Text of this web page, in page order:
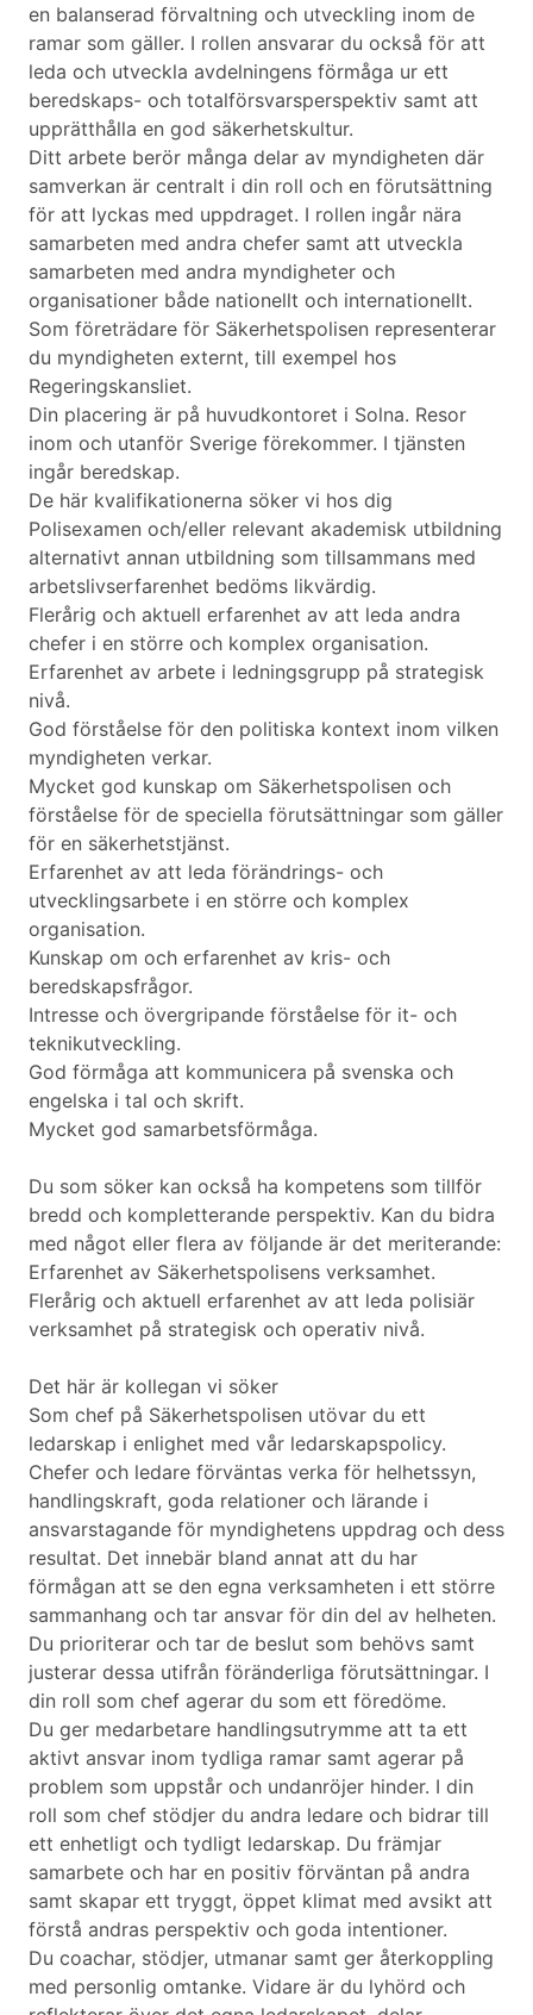
en balanserad förvaltning och utveckling inom de
ramar som gäller. I rollen ansvarar du också för att
leda och utveckla avdelningens förmåga ur ett
beredskaps- och totalförsvarsperspektiv samt att
upprätthålla en god säkerhetskultur.
Ditt arbete berör många delar av myndigheten där
samverkan är centralt i din roll och en förutsättning
för att lyckas med uppdraget. I rollen ingår nära
samarbeten med andra chefer samt att utveckla
samarbeten med andra myndigheter och
organisationer både nationellt och internationellt.
Som företrädare för Säkerhetspolisen representerar
du myndigheten externt, till exempel hos
Regeringskansliet.
Din placering är på huvudkontoret i Solna. Resor
inom och utanför Sverige förekommer. I tjänsten
ingår beredskap.
De här kvalifikationerna söker vi hos dig
Polisexamen och/eller relevant akademisk utbildning
alternativt annan utbildning som tillsammans med
arbetslivserfarenhet bedöms likvärdig.
Flerårig och aktuell erfarenhet av att leda andra
chefer i en större och komplex organisation.
Erfarenhet av arbete i ledningsgrupp på strategisk
nivå.
God förståelse för den politiska kontext inom vilken
myndigheten verkar.
Mycket god kunskap om Säkerhetspolisen och
förståelse för de speciella förutsättningar som gäller
för en säkerhetstjänst.
Erfarenhet av att leda förändrings- och
utvecklingsarbete i en större och komplex
organisation.
Kunskap om och erfarenhet av kris- och
beredskapsfrågor.
Intresse och övergripande förståelse för it- och
teknikutveckling.
God förmåga att kommunicera på svenska och
engelska i tal och skrift.
Mycket god samarbetsförmåga.
Du som söker kan också ha kompetens som tillför
bredd och kompletterande perspektiv. Kan du bidra
med något eller flera av följande är det meriterande:
Erfarenhet av Säkerhetspolisens verksamhet.
Flerårig och aktuell erfarenhet av att leda polisiär
verksamhet på strategisk och operativ nivå.
Det här är kollegan vi söker
Som chef på Säkerhetspolisen utövar du ett
ledarskap i enlighet med vår ledarskapspolicy.
Chefer och ledare förväntas verka för helhetssyn,
handlingskraft, goda relationer och lärande i
ansvarstagande för myndighetens uppdrag och dess
resultat. Det innebär bland annat att du har
förmågan att se den egna verksamheten i ett större
sammanhang och tar ansvar för din del av helheten.
Du prioriterar och tar de beslut som behövs samt
justerar dessa utifrån föränderliga förutsättningar. I
din roll som chef agerar du som ett föredöme.
Du ger medarbetare handlingsutrymme att ta ett
aktivt ansvar inom tydliga ramar samt agerar på
problem som uppstår och undanröjer hinder. I din
roll som chef stödjer du andra ledare och bidrar till
ett enhetligt och tydligt ledarskap. Du främjar
samarbete och har en positiv förväntan på andra
samt skapar ett tryggt, öppet klimat med avsikt att
förstå andras perspektiv och goda intentioner.
Du coachar, stödjer, utmanar samt ger återkoppling
med personlig omtanke. Vidare är du lyhörd och